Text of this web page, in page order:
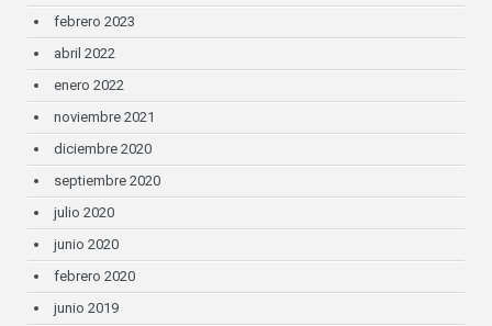
febrero 2023
abril 2022
enero 2022
noviembre 2021
diciembre 2020
septiembre 2020
julio 2020
junio 2020
febrero 2020
junio 2019